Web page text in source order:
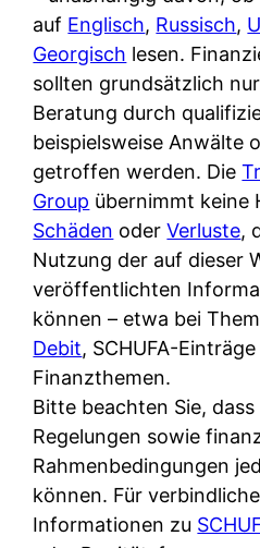
r
k
l
i
c
h
?
n
k
t
i
o
n
i
e
r
e
n
r
u
s
s
i
s
h
l
i
n
e
:
W
a
s
i
s
t
w
i
r
k
l
i
c
s
:
W
e
n
n
d
e
r
S
c
h
u
t
z
d
e
r
auf Englisch, Russisch,
Georgisch lesen.
sollten grundsätzlich
Beratung durch
beispielsweise Anwälte
getroffen werden. Die
Group übernimmt keine
Schäden oderVerluste,
Nutzung der auf dieser
veröffentlichten
können – etwa bei
Debit, SCHUFA-
Finanzthemen.
Bitte beachten Sie,
Regelungen sowie
Rahmenbedingungen
können. Für
Informationen zu